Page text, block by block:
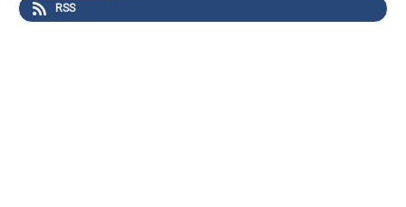
millonario con múltiples empresas, dos pensionados y
RSS